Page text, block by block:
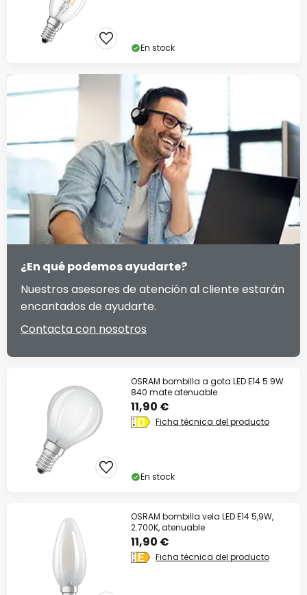
En stock
¿En qué podemos ayudarte?
Nuestros asesores de atención al cliente estarán
encantados de ayudarte.
Contacta con nosotros
OSRAM bombilla a gota LED E14 5.9W
840 mate atenuable
11,90 €
Ficha técnica del producto
En stock
OSRAM bombilla vela LED E14 5,9W,
2.700K, atenuable
11,90 €
Ficha técnica del producto